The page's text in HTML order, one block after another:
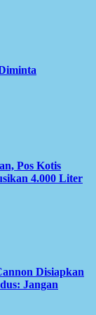
Pos Kotis
4.000 Liter
Disiapkan
Jangan